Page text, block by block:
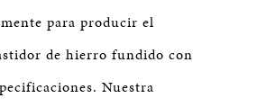
para producir el
de hierro fundido con
Nuestra